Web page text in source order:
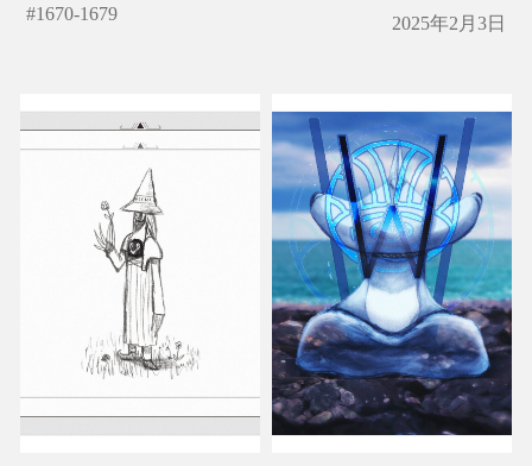
#1670-1679 2025年2月3日